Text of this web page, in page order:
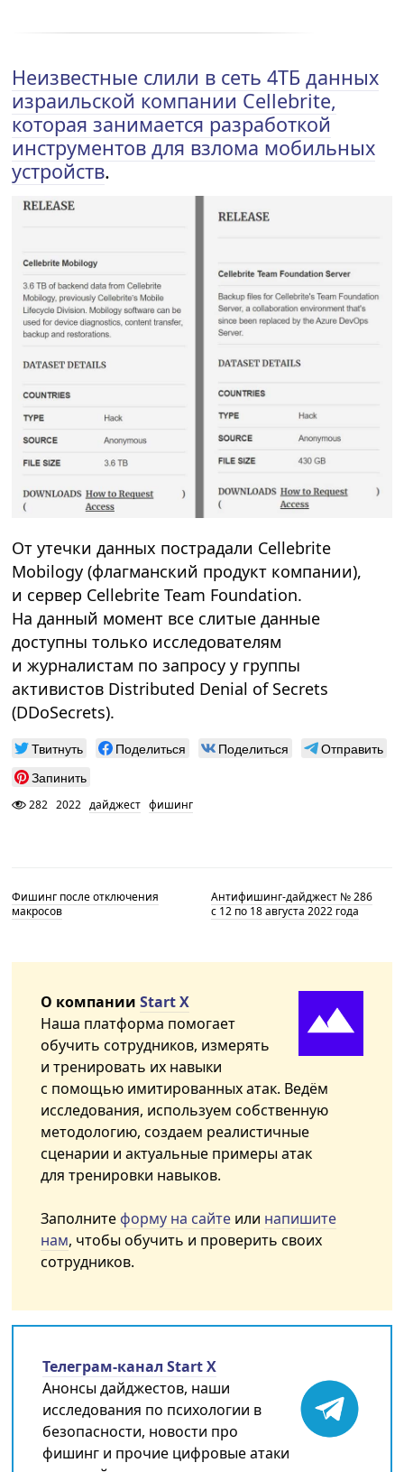
Неизвестные слили в сеть 4ТБ данных
израильской компании Cellebrite,
которая занимается разработкой
инструментов для взлома мобильных
устройств.
От утечки данных пострадали Cellebrite
Mobilogy (флагманский продукт компании),
и сервер Cellebrite Team Foundation.
На данный момент все слитые данные
доступны только исследователям
и журналистам по запросу у группы
активистов Distributed Denial of Secrets
(DDoSecrets).
Твитнуть Поделиться Поделиться
Отправить
Запинить
282 2022 дайджест фишинг
Фишинг после отключения
макросов
Антифишинг-дайджест № 286
с 12 по 18 августа 2022 года
О компанииStart X
Наша платформа помогает
обучить сотрудников, измерять
и тренировать их навыки
с помощью имитированных атак. Ведём
исследования, используем собственную
методологию, создаем реалистичные
сценарии и актуальные примеры атак
для тренировки навыков.
Заполнитеформу на сайте или напишите
нам, чтобы обучить и проверить своих
сотрудников.
Телеграм-канал Start X
Анонсы дайджестов, наши
исследования по психологии в
безопасности, новости про
фишинг и прочие цифровые атаки